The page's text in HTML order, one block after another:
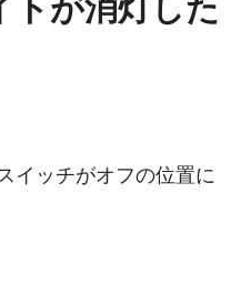
イッチがオフの位置に